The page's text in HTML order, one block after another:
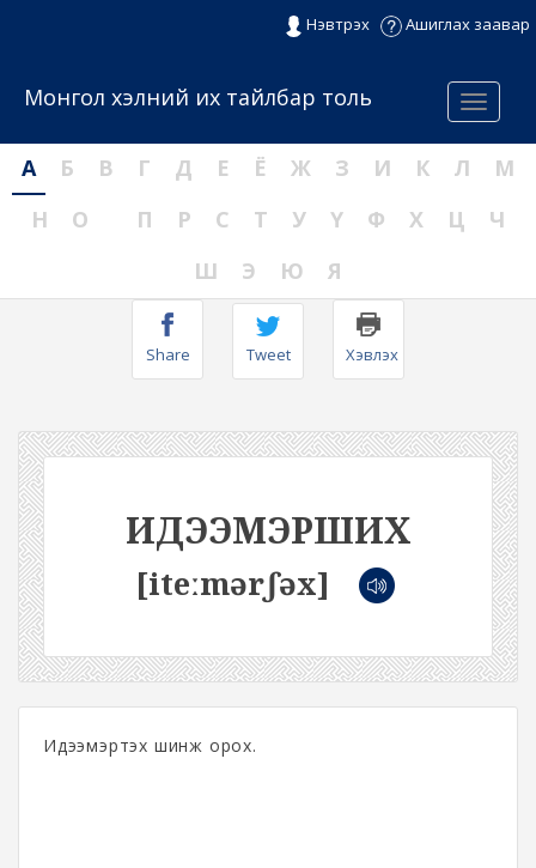
Нэвтрэх Ашиглах заавар
Menu
Монгол хэлний их тайлбар толь
А Б В Г Д Е Ё Ж З И К Л
М
Н
О П Р С Т У Ү Ф Х Ц
Ч
Ш
Э Ю Я
Share Tweet Хэвлэх
ИДЭЭМЭРШИХ
[iteːmərʃəx]
Идээмэртэх шинж орох.